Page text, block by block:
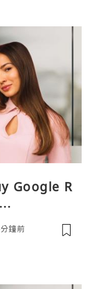
Google R
鐘前